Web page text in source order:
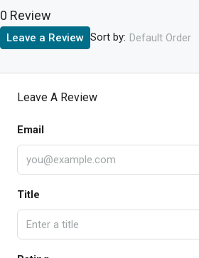
0 Review
Sort by: Default Order
Leave a Review
Leave A Review
Email
Title